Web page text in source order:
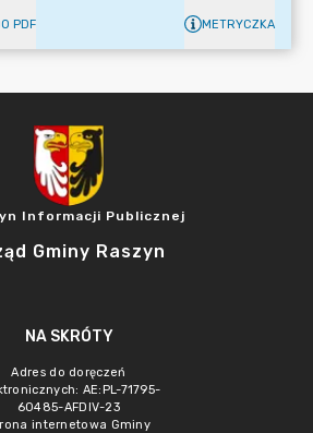
PDF METRYCZKA
Informacji Publicznej
Gminy Raszyn
NA SKRÓTY
Adres do doręczeń
AE:PL-71795-
60485-AFDIV-23
internetowa Gminy